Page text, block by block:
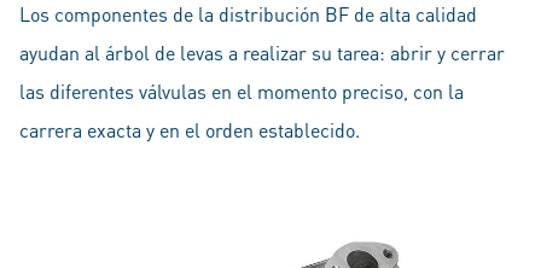
Los componentes de la distribución BF de alta calidad
ayudan al árbol de levas a realizar su tarea: abrir y cerrar
las diferentes válvulas en el momento preciso, con la
carrera exacta y en el orden establecido.